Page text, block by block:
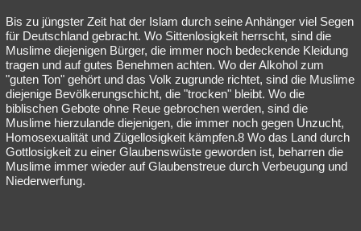
Bis zu jüngster Zeit hat der Islam durch seine Anhänger viel Segen
für Deutschland gebracht. Wo Sittenlosigkeit herrscht, sind die
Muslime diejenigen Bürger, die immer noch bedeckende Kleidung
tragen und auf gutes Benehmen achten. Wo der Alkohol zum
"guten Ton" gehört und das Volk zugrunde richtet, sind die Muslime
diejenige Bevölkerungschicht, die "trocken" bleibt. Wo die
biblischen Gebote ohne Reue gebrochen werden, sind die
Muslime hierzulande diejenigen, die immer noch gegen Unzucht,
Homosexualität und Zügellosigkeit kämpfen.8 Wo das Land durch
Gottlosigkeit zu einer Glaubenswüste geworden ist, beharren die
Muslime immer wieder auf Glaubenstreue durch Verbeugung und
Niederwerfung.